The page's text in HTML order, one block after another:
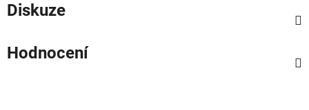
Diskuze
Hodnocení